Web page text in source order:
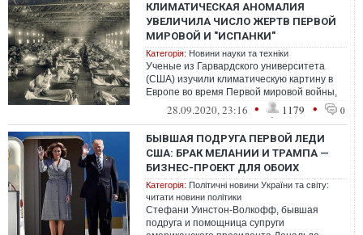
КЛИМАТИЧЕСКАЯ АНОМАЛИЯ
УВЕЛИЧИЛА ЧИСЛО ЖЕРТВ ПЕРВОЙ
МИРОВОЙ И "ИСПАНКИ"
Категорія: Новини науки та техніки
Ученые из Гарвардского университета
(США) изучили климатическую картину в
Европе во время Первой мировой войны,
анализируя ледяной керн из ледника в е...
28.09.2020, 23:16 • 1179 • 0
БЫВШАЯ ПОДРУГА ПЕРВОЙ ЛЕДИ
США: БРАК МЕЛАНИИ И ТРАМПА —
БИЗНЕС-ПРОЕКТ ДЛЯ ОБОИХ
Категорія: Політичні новини України та світу:
читати новини політики
Стефани Уинстон-Волкофф, бывшая
подруга и помощница супруги